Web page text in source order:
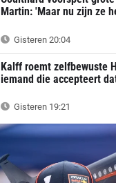
Martin: 'Maar nu zijn ze
Gisteren 20:04
Kalff roemt zelfbewuste
iemand die accepteert
Gisteren 19:21